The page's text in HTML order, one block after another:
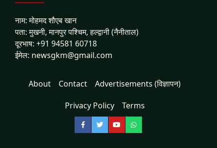
नाम: मोहमद शौएब खान
पता: मुखनी, मानपुर पश्चिम, हल्द्वानी (नैनीताल)
दूरभाष: +91 94581 60718
ईमेल: newsgkm@gmail.com
About Contact Advertisements (विज्ञापन)
Privacy Policy Terms
Facebook
TwitterYouTubeWhatsApp